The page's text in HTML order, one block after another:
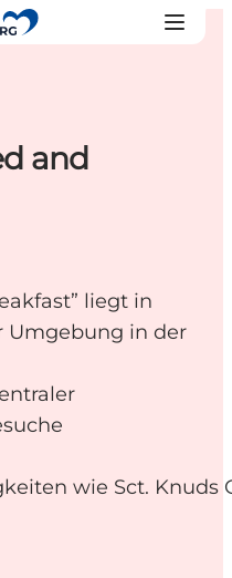
and
liegt in
Umgebung in der
wie Sct. Knuds